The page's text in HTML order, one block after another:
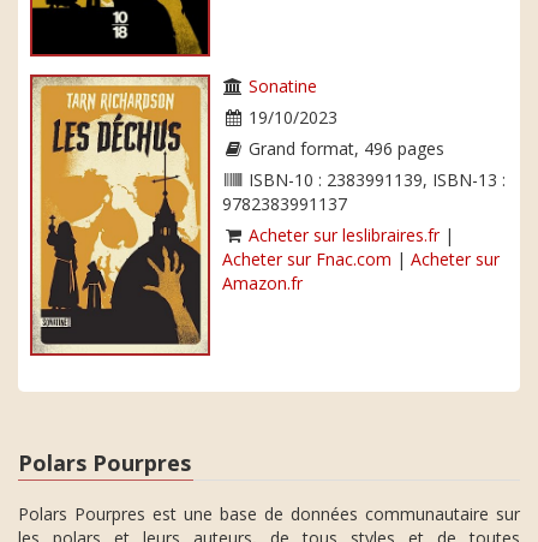
Sonatine
19/10/2023
Grand format, 496 pages
ISBN-10 : 2383991139, ISBN-13 :
9782383991137
Acheter sur leslibraires.fr|
Acheter sur Fnac.com | Acheter sur
Amazon.fr
Polars Pourpres
Polars Pourpres est une base de données communautaire sur